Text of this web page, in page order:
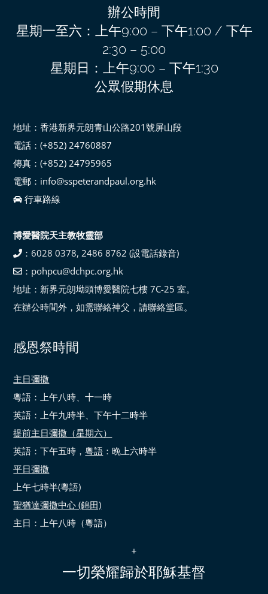
辦公時間
星期一至六：上午9:00 – 下午1:00 / 下午
2:30 – 5:00
星期日：上午9:00 – 下午1:30
公眾假期休息
地址：香港新界元朗青山公路201號屏山段
電話：(+852) 24760887
傳真：(+852) 24795965
電郵：info@sspeterandpaul.org.hk
行車路線
博愛醫院天主教牧靈部
：6028 0378, 2486 8762 (設電話錄音)
：pohpcu@dchpc.org.hk
地址：新界元朗坳頭博愛醫院七樓 7C-25 室。
在辦公時間外，如需聯絡神父，請聯絡堂區。
感恩祭時間
主日彌撒
粵語：上午八時、十一時
英語：上午九時半、下午十二時半
提前主日彌撒（星期六）
英語：下午五時，粵語 ：晚上六時半
平日彌撒
上午七時半(粵語)
聖猶達彌撒中心 (錦田)
主日：上午八時（粵語）
+
一切榮耀歸於耶穌基督